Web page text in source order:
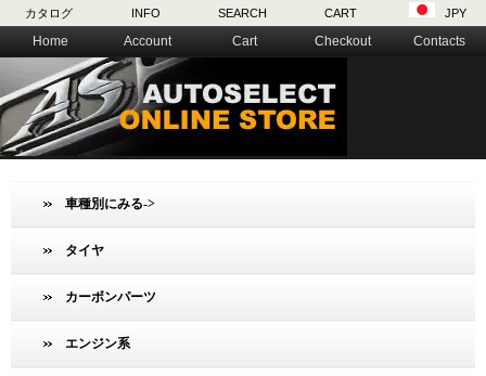
カタログ INFO SEARCH CART JPY
Home Account Cart Checkout Contacts
車種別にみる->
タイヤ
カーボンパーツ
エンジン系